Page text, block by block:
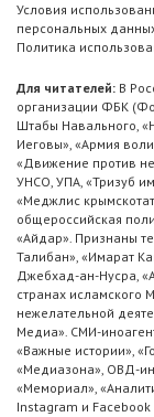
Условия
персональных
Политика
Для читателей: В
организации ФБК
Штабы Навального,
Иеговы», «Армия
«Движение против
УНСО, УПА, «Тризуб
«Меджлис
общероссийская
«Айдар». Признаны
Талибан», «Имарат
Джебхад-ан-Нусра,
странах исламского
нежелательной
Медиа». СМИ-
«Важные истории»,
«Медиазона», ОВД-
«Мемориал»,
Instagram и